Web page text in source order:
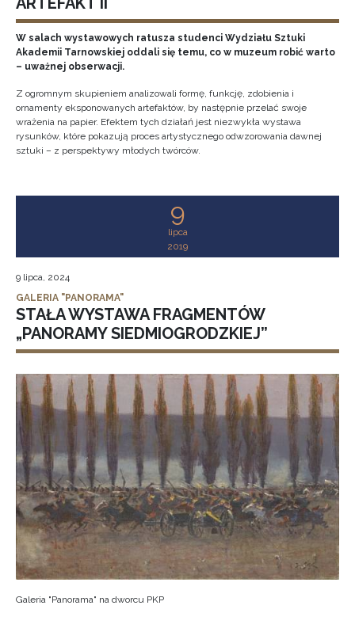
W salach wystawowych ratusza studenci Wydziału Sztuki
Akademii Tarnowskiej oddali się temu, co w muzeum robić warto
– uważnej obserwacji.
Z ogromnym skupieniem analizowali formę, funkcję, zdobienia i
ornamenty eksponowanych artefaktów, by następnie przelać swoje
wrażenia na papier. Efektem tych działań jest niezwykła wystawa
rysunków, które pokazują proces artystycznego odwzorowania dawnej
sztuki – z perspektywy młodych twórców.
9
lipca
2019
9 lipca, 2024
GALERIA "PANORAMA"
STAŁA WYSTAWA FRAGMENTÓW
„PANORAMY SIEDMIOGRODZKIEJ”
Galeria "Panorama" na dworcu PKP